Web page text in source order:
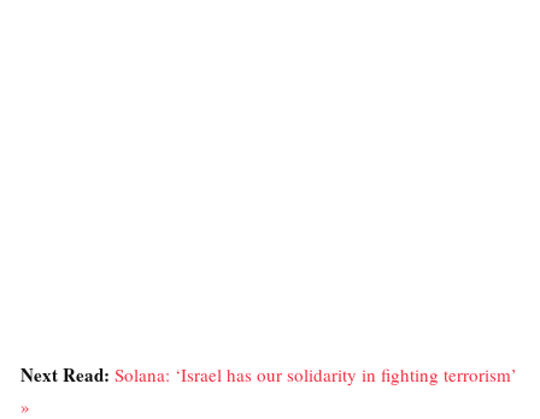
Next Read: Solana: ‘Israel has our solidarity in fighting terrorism’
»